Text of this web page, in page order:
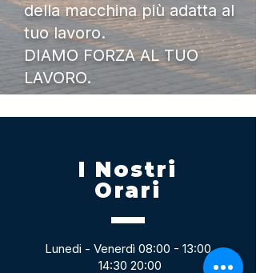
della macchina più adatta al
tuo lavoro.
DIAMO FORZA AL TUO
LAVORO.
I Nostri
Orari
Lunedi - Venerdì 08:00 - 13:00
14:30 20:00